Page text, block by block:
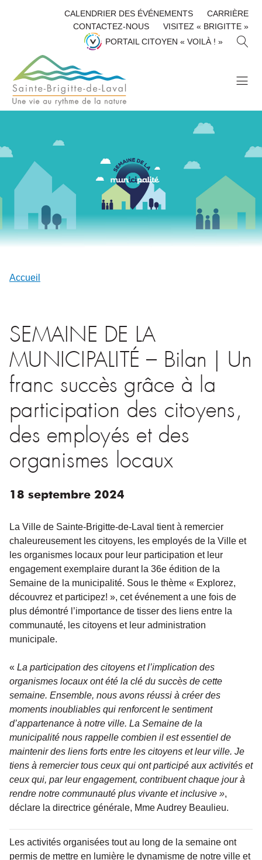
CALENDRIER DES ÉVÉNEMENTS
CARRIÈRE
CONTACTEZ-NOUS
VISITEZ « BRIGITTE »
PORTAIL CITOYEN « VOILÀ ! »
H
R
Accueil
SEMAINE DE LA
MUNICIPALITÉ – Bilan | Un
franc succès grâce à la
participation des citoyens,
des employés et des
organismes locaux
18 septembre 2024
La Ville de Sainte-Brigitte-de-Laval tient à remercier
chaleureusement les citoyens, les employés de la Ville et
les organismes locaux pour leur participation et leur
engagement exemplaire durant la 36e édition de la
Semaine de la municipalité. Sous le thème « Explorez,
découvrez et participez! », cet événement a une fois de
plus démontré l’importance de tisser des liens entre la
communauté, les citoyens et leur administration
municipale.
« La participation des citoyens et l’implication des
organismes locaux ont été la clé du succès de cette
semaine. Ensemble, nous avons réussi à créer des
moments inoubliables qui renforcent le sentiment
d’appartenance à notre ville. La Semaine de la
municipalité nous rappelle combien il est essentiel de
maintenir des liens forts entre les citoyens et leur ville. Je
tiens à remercier tous ceux qui ont participé aux activités et
ceux qui, par leur engagement, contribuent chaque jour à
rendre notre communauté plus vivante et inclusive »,
déclare la directrice générale, Mme Audrey Beaulieu.
Les activités organisées tout au long de la semaine ont
permis de mettre en lumière le dynamisme de notre ville et